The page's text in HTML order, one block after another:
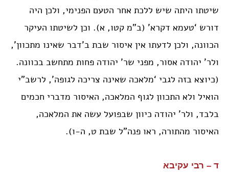
שיטתו היתה שיש ללכת אחר הטעם הפנימי, ולכן היה
דורש ‘טעמא דקרא’ (ב”מ קטו, א). וכן לשיטתו העיקר
הכוונה, ולכן לדעתו אין איסור שבת ב’דבר שאינו מתכוון’,
ולר’ יהודה אסור, מפני שר’ יהודה פחות מתחשב בכוונה.
(כיוצא בזה לגבי ‘מלאכה שאינה צריכה לגופה’, לרשב”י
הואיל ולא התכוון לגוף המלאכה, האיסור מדברי חכמים
בלבד, ולר’ יהודה כיוון שבפועל עשה את המלאכה,
האיסור מהתורה, ראו פנה”ל שבת ט, ה-ו).
ד – רבי עקיבא